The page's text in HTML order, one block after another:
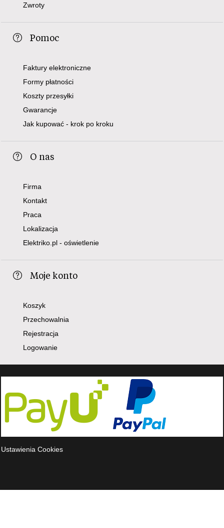
Zwroty
Pomoc
Faktury elektroniczne
Formy płatności
Koszty przesyłki
Gwarancje
Jak kupować - krok po kroku
O nas
Firma
Kontakt
Praca
Lokalizacja
Elektriko.pl - oświetlenie
Moje konto
Koszyk
Przechowalnia
Rejestracja
Logowanie
Ustawienia Cookies